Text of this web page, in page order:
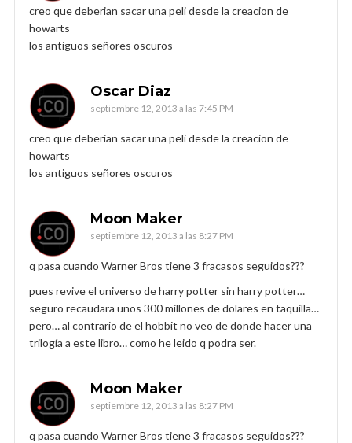
creo que deberian sacar una peli desde la creacion de
howarts
los antiguos señores oscuros
Oscar Diaz
septiembre 12, 2013 a las 7:45 PM
creo que deberian sacar una peli desde la creacion de
howarts
los antiguos señores oscuros
Moon Maker
septiembre 12, 2013 a las 8:27 PM
q pasa cuando Warner Bros tiene 3 fracasos seguidos???
pues revive el universo de harry potter sin harry potter…
seguro recaudara unos 300 millones de dolares en taquilla…
pero… al contrario de el hobbit no veo de donde hacer una
trilogía a este libro… como he leido q podra ser.
Moon Maker
septiembre 12, 2013 a las 8:27 PM
q pasa cuando Warner Bros tiene 3 fracasos seguidos???